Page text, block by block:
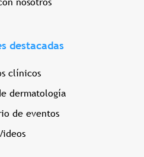
destacadas
clínicos
dermatología
de eventos